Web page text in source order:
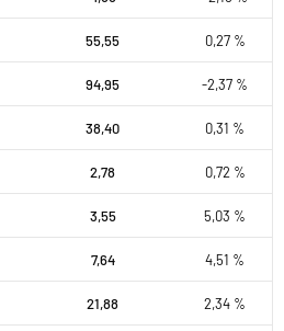
55,55 0,27 %
94,95 -2,37 %
38,40 0,31 %
2,78 0,72 %
3,55 5,03 %
7,64 4,51 %
21,88 2,34 %